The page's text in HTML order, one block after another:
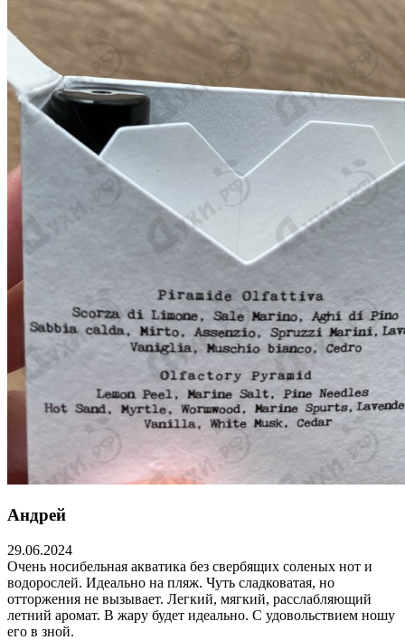
Андрей
29.06.2024
Очень носибельная акватика без свербящих соленых нот и
водорослей. Идеально на пляж. Чуть сладковатая, но
отторжения не вызывает. Легкий, мягкий, расслабляющий
летний аромат. В жару будет идеально. С удовольствием ношу
его в зной.